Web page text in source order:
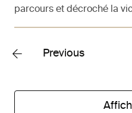
parcours et décroché la
Previous